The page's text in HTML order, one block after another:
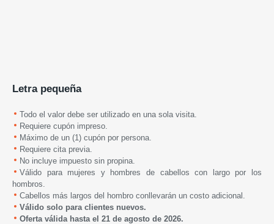
Letra pequeña
Todo el valor debe ser utilizado en una sola visita.
Requiere cupón impreso.
Máximo de un (1) cupón por persona.
Requiere cita previa.
No incluye impuesto sin propina.
Válido para mujeres y hombres de cabellos con largo por los
hombros.
Cabellos más largos del hombro conllevarán un costo adicional.
Válido solo para clientes nuevos.
Oferta válida hasta el 21 de agosto de 2026.